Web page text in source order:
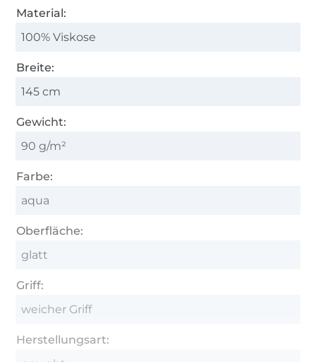
Material:
100% Viskose
Breite:
145 cm
Gewicht:
90 g/m²
Farbe:
aqua
Oberfläche:
glatt
Griff:
weicher Griff
Herstellungsart: